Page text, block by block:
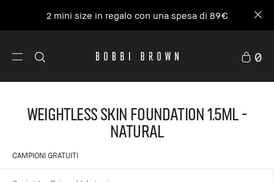
2 mini size in regalo con una spesa di 89€
0
Weightless Skin Foundation 1.5ml -
Natural
CAMPIONI GRATUITI